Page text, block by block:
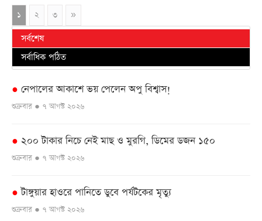
১ ২ ৩ »
সর্বশেষ
সর্বাধিক পঠিত
● নেপালের আকাশে ভয় পেলেন অপু বিশ্বাস!
শুক্রবার ● ৭ আগস্ট ২০২৬
● ২০০ টাকার নিচে নেই মাছ ও মুরগি, ডিমের ডজন ১৫০
শুক্রবার ● ৭ আগস্ট ২০২৬
● টাঙ্গুয়ার হাওরে পানিতে ডুবে পর্যটকের মৃত্যু
শুক্রবার ● ৭ আগস্ট ২০২৬